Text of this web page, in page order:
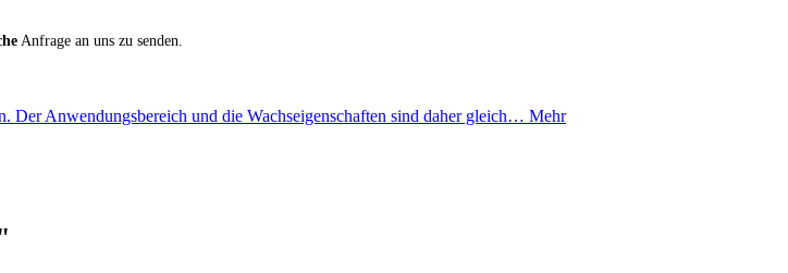
Anfrage an uns zu senden.
Anwendungsbereich und die Wachseigenschaften sind daher gleich… Mehr